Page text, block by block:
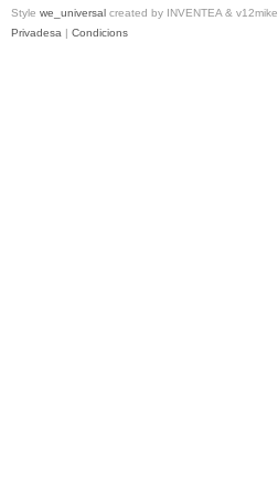
Style we_universal created by INVENTEA & v12mike
Privadesa | Condicions